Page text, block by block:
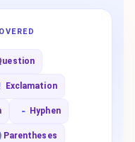
Exclamation
- Hyphen
Parentheses